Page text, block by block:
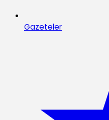
Gazeteler